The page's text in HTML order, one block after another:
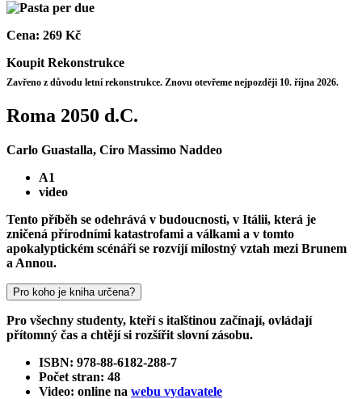
Cena: 269 Kč
Koupit Rekonstrukce
Zavřeno z důvodu letní rekonstrukce. Znovu otevřeme nejpozději 10. října 2026.
Roma 2050 d.C.
Carlo Guastalla, Ciro Massimo Naddeo
A1
video
Tento příběh se odehrává v budoucnosti, v Itálii, která je
zničená přírodními katastrofami a válkami a v tomto
apokalyptickém scénáři se rozvíjí milostný vztah mezi Brunem
a Annou.
Pro koho je kniha určena?
Pro všechny studenty, kteří s italštinou začínají, ovládají
přítomný čas a chtějí si rozšířit slovní zásobu.
ISBN: 978-88-6182-288-7
Počet stran: 48
Video: online na webu vydavatele